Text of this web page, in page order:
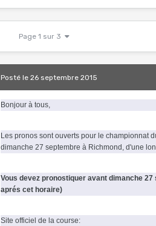
Page 1 sur 3
Postéle 26 septembre 2015
Bonjour à tous,
Les pronos sont ouverts pour le championnat
dimanche 27 septembre à Richmond, d'une
Vous devez pronostiquer avant dimanche
aprés cet horaire)
Site officiel de la course: